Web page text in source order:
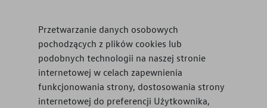
Przetwarzanie danych osobowych
pochodzących z plików cookies lub
podobnych technologii na naszej stronie
internetowej w celach zapewnienia
funkcjonowania strony, dostosowania strony
internetowej do preferencji Użytkownika,